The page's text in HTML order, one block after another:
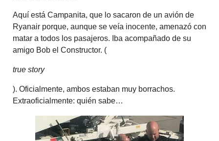
Aquí está Campanita, que lo sacaron de un avión de
Ryanair porque, aunque se veía inocente, amenazó con
matar a todos los pasajeros. Iba acompañado de su
amigo Bob el Constructor. (
true story
). Oficialmente, ambos estaban muy borrachos.
Extraoficialmente: quién sabe…